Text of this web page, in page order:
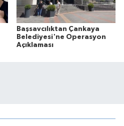
Başsavcılıktan Çankaya
Belediyesi'ne Operasyon
Açıklaması